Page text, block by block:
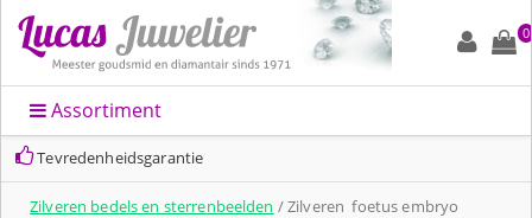
0
Assortiment
Tevredenheidsgarantie
Zilveren bedels en sterrenbeelden / Zilveren foetus embryo